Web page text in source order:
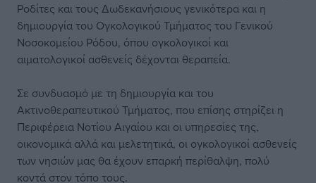
Ροδίτες και τους Δωδεκανήσιους γενικότερα και η
δημιουργία του Ογκολογικού Τμήματος του Γενικού
Νοσοκομείου Ρόδου, όπου ογκολογικοί και
αιματολογικοί ασθενείς δέχονται θεραπεία.
Σε συνδυασμό με τη δημιουργία και του
Ακτινοθεραπευτικού Τμήματος, που επίσης στηρίζει η
Περιφέρεια Νοτίου Αιγαίου και οι υπηρεσίες της,
οικονομικά αλλά και μελετητικά, οι ογκολογικοί ασθενείς
των νησιών μας θα έχουν επαρκή περίθαλψη, πολύ
κοντά στον τόπο τους.